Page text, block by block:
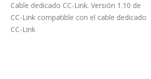
Cable dedicado CC-Link. Versión 1.10 de
CC-Link compatible con el cable dedicado
CC-Link